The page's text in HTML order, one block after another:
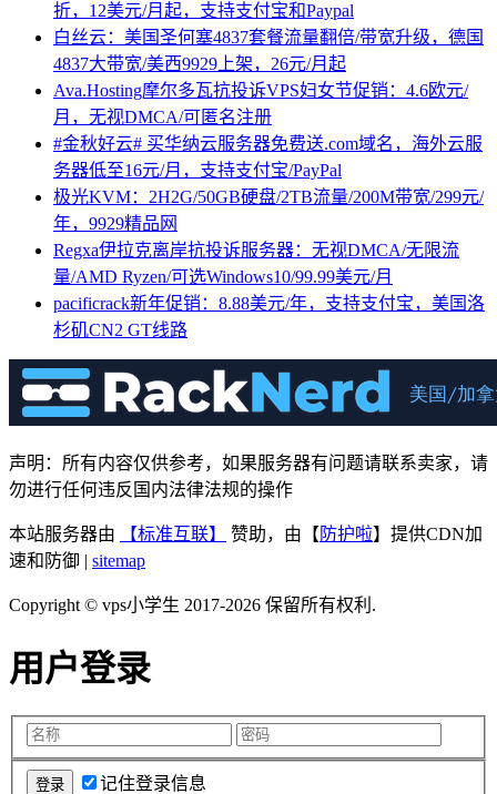
折，12美元/月起，支持支付宝和Paypal
白丝云：美国圣何塞4837套餐流量翻倍/带宽升级，德国
4837大带宽/美西9929上架，26元/月起
Ava.Hosting摩尔多瓦抗投诉VPS妇女节促销：4.6欧元/
月，无视DMCA/可匿名注册
#金秋好云# 买华纳云服务器免费送.com域名，海外云服
务器低至16元/月，支持支付宝/PayPal
极光KVM：2H2G/50GB硬盘/2TB流量/200M带宽/299元/
年，9929精品网
Regxa伊拉克离岸抗投诉服务器：无视DMCA/无限流
量/AMD Ryzen/可选Windows10/99.99美元/月
pacificrack新年促销：8.88美元/年，支持支付宝，美国洛
杉矶CN2 GT线路
声明：所有内容仅供参考，如果服务器有问题请联系卖家，请
勿进行任何违反国内法律法规的操作
本站服务器由 【标准互联】 赞助，由【 防护啦】提供CDN加
速和防御 | sitemap
Copyright © vps小学生 2017-2026 保留所有权利.
用户登录
记住登录信息